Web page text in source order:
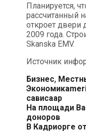
Планируется,
рассчитанный
откроет двери
2009 года.
Skanska EMV.
Источник
Рубрики
Бизнес,
Экономика
сависаар
Навигация
по
записям
На площади
доноров
В Кадриорге